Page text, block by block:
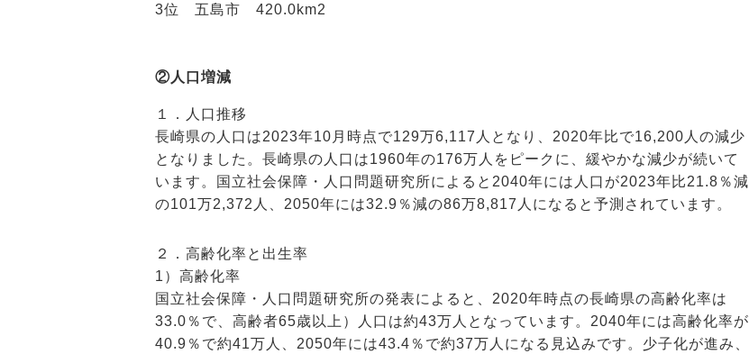
3位 五島市 420.0km2
②人口増減
１．人口推移
長崎県の人口は2023年10月時点で129万6,117人となり、2020年比で16,200人の減少
となりました。長崎県の人口は1960年の176万人をピークに、緩やかな減少が続いて
います。国立社会保障・人口問題研究所によると2040年には人口が2023年比21.8％減
の101万2,372人、2050年には32.9％減の86万8,817人になると予測されています。
２．高齢化率と出生率
1）高齢化率
国立社会保障・人口問題研究所の発表によると、2020年時点の長崎県の高齢化率は
33.0％で、高齢者65歳以上）人口は約43万人となっています。2040年には高齢化率が
40.9％で約41万人、2050年には43.4％で約37万人になる見込みです。少子化が進み、